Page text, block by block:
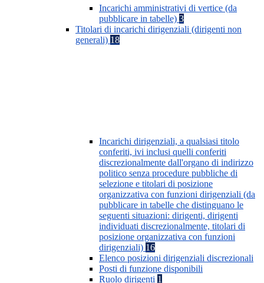
Incarichi amministrativi di vertice (da
pubblicare in tabelle) 3
Titolari di incarichi dirigenziali (dirigenti non
generali) 18
Incarichi dirigenziali, a qualsiasi titolo
conferiti, ivi inclusi quelli conferiti
discrezionalmente dall'organo di indirizzo
politico senza procedure pubbliche di
selezione e titolari di posizione
organizzativa con funzioni dirigenziali (da
pubblicare in tabelle che distinguano le
seguenti situazioni: dirigenti, dirigenti
individuati discrezionalmente, titolari di
posizione organizzativa con funzioni
dirigenziali) 16
Elenco posizioni dirigenziali discrezionali
Posti di funzione disponibili
Ruolo dirigenti 1